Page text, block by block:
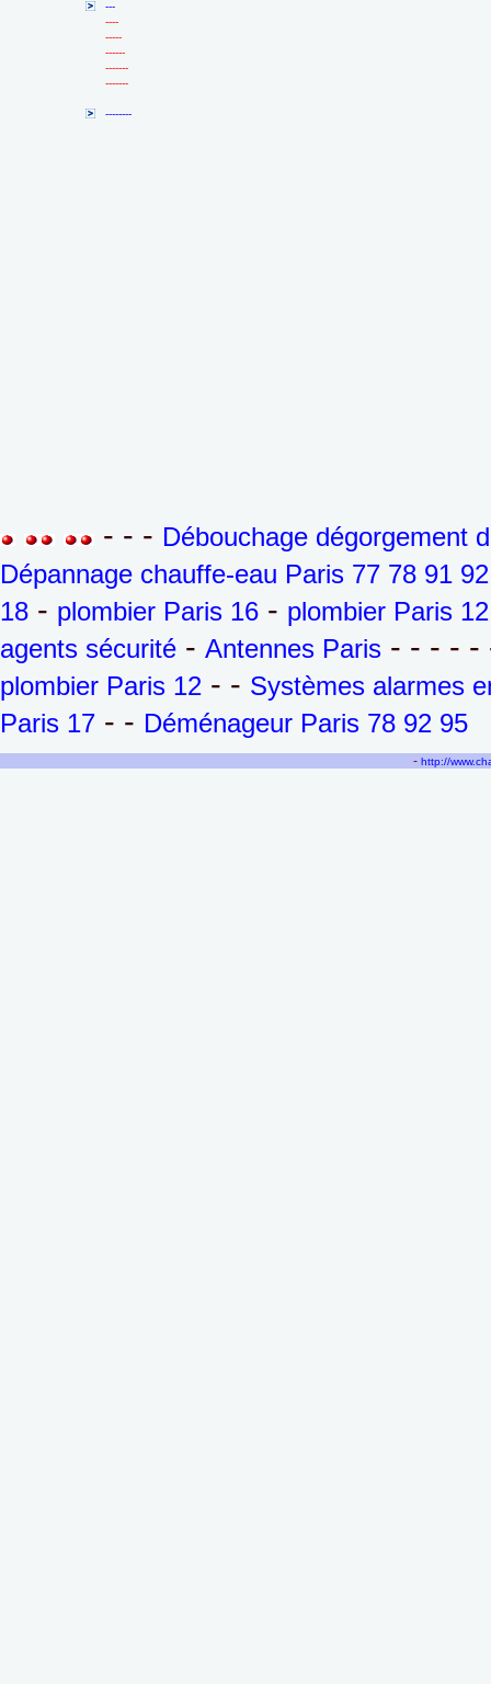
---
----
-----
------
-------
-------
--------
- - - Débouchage dégorgement
Dépannage chauffe-eau Paris 77 78 91
18 - plombier Paris 16 - plombier Paris 12
agents sécurité - Antennes Paris - - - -
plombier Paris 12 - - Systèmes alarmes
Paris 17 - - Déménageur Paris 78 92 95
- http://